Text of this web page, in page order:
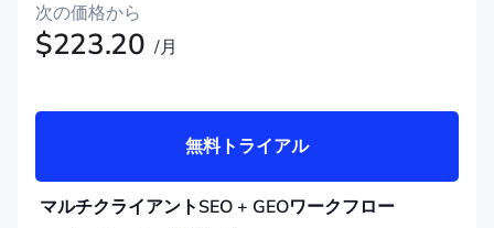
次の価格から
$223.20 /月
無料トライアル
マルチクライアントSEO + GEOワークフロー